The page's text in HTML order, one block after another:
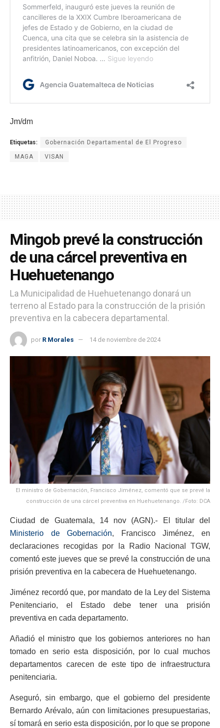
Jm/dm
Etiquetas: Gobernación Departamental de El Progreso
MAGA VISAN
Mingob prevé la construcción
de una cárcel preventiva en
Huehuetenango
La Municipalidad de Huehuetenango donará un
terreno al Estado para la construcción de la prisión
preventiva en la cabecera departamental.
por R Morales 14 de noviembre de 2024
El ministro de Gobernación, Francisco Jiménez, comentó que se prevé la
construcción de una cárcel preventiva en Huehuetenango. /Foto: DCA
Ciudad de Guatemala, 14 nov (AGN).- El titular del
Ministerio de Gobernación, Francisco Jiménez, en
declaraciones recogidas por la Radio Nacional TGW,
comentó este jueves que se prevé la construcción de una
prisión preventiva en la cabecera de Huehuetenango.
Jiménez recordó que, por mandato de la Ley del Sistema
Penitenciario, el Estado debe tener una prisión
preventiva en cada departamento.
Añadió el ministro que los gobiernos anteriores no han
tomado en serio esta disposición, por lo cual muchos
departamentos carecen de este tipo de infraestructura
penitenciaria.
Aseguró, sin embargo, que el gobierno del presidente
Bernardo Arévalo, aún con limitaciones presupuestarias,
sí tomará en serio esta disposición, por lo que se propone